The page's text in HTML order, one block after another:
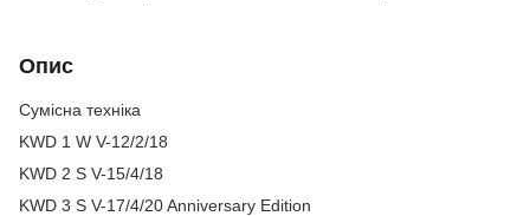
Опис
Сумісна техніка
KWD 1 W V-12/2/18
KWD 2 S V-15/4/18
KWD 3 S V-17/4/20 Anniversary Edition